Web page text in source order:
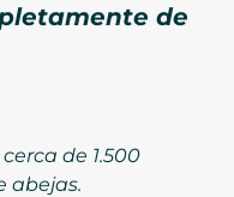
de
de 1.500
abejas.